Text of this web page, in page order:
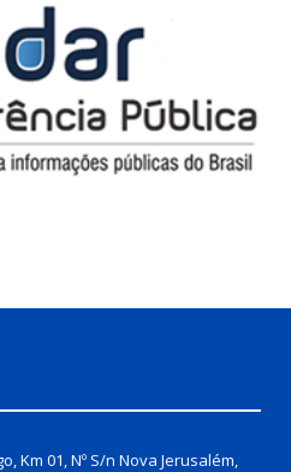
Km 01, Nº S/n Nova Jerusalém,